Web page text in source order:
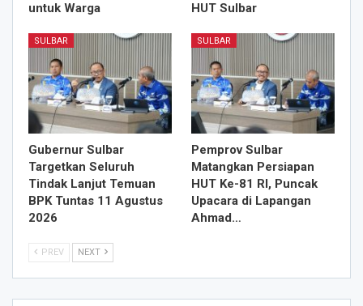
untuk Warga
HUT Sulbar
SULBAR
Gubernur Sulbar
Targetkan Seluruh
Tindak Lanjut Temuan
BPK Tuntas 11 Agustus
2026
SULBAR
Pemprov Sulbar
Matangkan Persiapan
HUT Ke-81 RI, Puncak
Upacara di Lapangan
Ahmad…
PREV NEXT